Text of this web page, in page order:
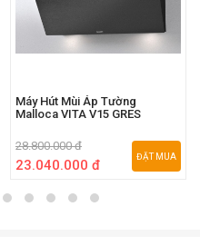
Máy Hút Mùi Áp Tường
Malloca VITA V15 GRES
28.800.000 đ
23.040.000 đ
ĐẶT MUA